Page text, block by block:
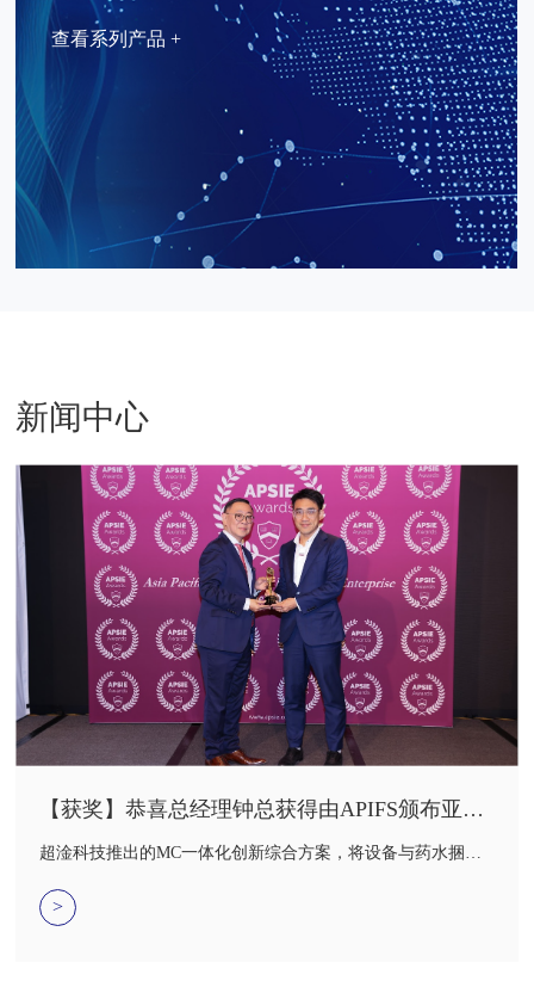
查看系列产品 +
新闻中心
【获奖】恭喜总经理钟总获得由APIFS颁布亚太
区可持续创新企业奖
超淦科技推出的MC一体化创新综合方案，将设备与药水捆绑
本，提升效率与质量，提供一站式服务。秉承着“自利利他”的
公司文化，我们在为客户解决问题的同时，也同样深耕行业持
>